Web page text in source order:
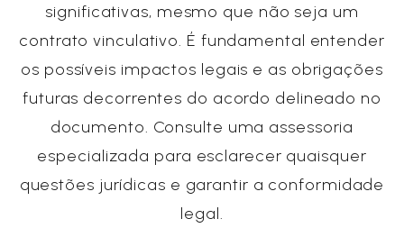
significativas, mesmo que não seja um
contrato vinculativo. É fundamental entender
os possíveis impactos legais e as obrigações
futuras decorrentes do acordo delineado no
documento. Consulte uma assessoria
especializada para esclarecer quaisquer
questões jurídicas e garantir a conformidade
legal.